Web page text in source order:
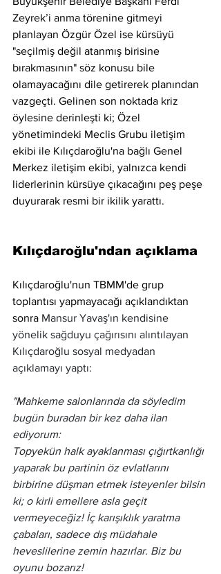
Zeyrek’i anma törenine gitmeyi
planlayan Özgür Özel ise kürsüyü
"seçilmiş değil atanmış birisine
bırakmasının" söz konusu bile
olamayacağını dile getirerek planından
vazgeçti. Gelinen son noktada kriz
öylesine derinleşti ki; Özel
yönetimindeki Meclis Grubu iletişim
ekibi ile Kılıçdaroğlu'na bağlı Genel
Merkez iletişim ekibi, yalnızca kendi
liderlerinin kürsüye çıkacağını peş peşe
duyurarak resmi bir ikilik yarattı.
Kılıçdaroğlu'ndan açıklama
Kılıçdaroğlu'nun TBMM'de grup
toplantısı yapmayacağı açıklandıktan
sonra Mansur Yavaş'ın kendisine
yönelik sağduyu çağırısını alıntılayan
Kılıçdaroğlu sosyal medyadan
açıklamayı yaptı:
"Mahkeme salonlarında da söyledim
bugün buradan bir kez daha ilan
ediyorum:
Topyekün halk ayaklanması çığırtkanlığı
yaparak bu partinin öz evlatlarını
birbirine düşman etmek isteyenler bilsin
ki; o kirli emellere asla geçit
vermeyeceğiz! İç karışıklık yaratma
çabaları, sadece dış müdahale
heveslilerine zemin hazırlar. Biz bu
oyunu bozarız!